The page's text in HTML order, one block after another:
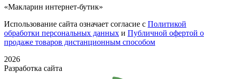
«Макларин интернет-бутик»
Использование сайта означает согласие с Политикой
обработки персональных данных и Публичной офертой о
продаже товаров дистанционным способом
2026
Разработка сайта